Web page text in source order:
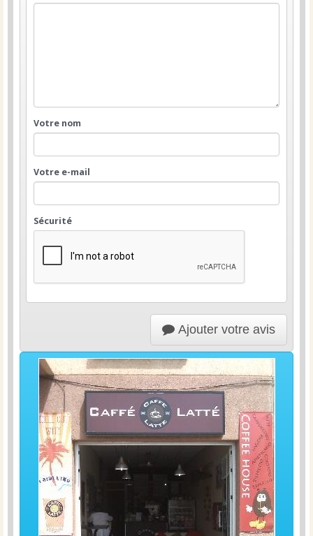
Votre nom
Votre e-mail
Sécurité
Ajouter votre avis